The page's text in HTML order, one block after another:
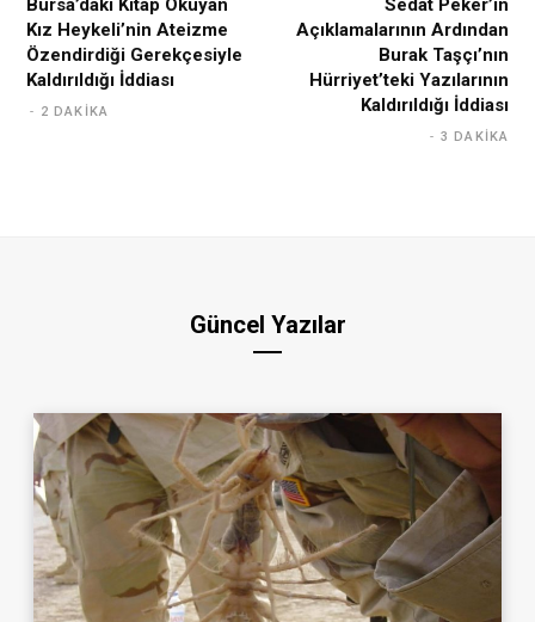
Bursa’daki Kitap Okuyan
Kız Heykeli’nin Ateizme
Özendirdiği Gerekçesiyle
Kaldırıldığı İddiası
2 DAKIKA
Sedat Peker’in
Açıklamalarının Ardından
Burak Taşçı’nın
Hürriyet’teki Yazılarının
Kaldırıldığı İddiası
3 DAKIKA
Güncel Yazılar